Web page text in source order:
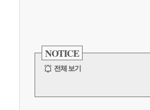
NOTICE
전체 보기